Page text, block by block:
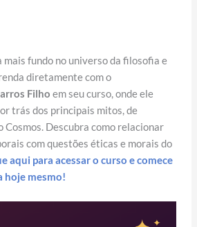
fundo no universo da filosofia e
diretamente com o
Filho em seu curso, onde ele
trás dos principais mitos, de
Cosmos. Descubra como relacionar
com questões éticas e morais do
aqui para acessar o curso e comece
hoje mesmo!